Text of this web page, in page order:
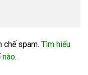
chế spam. Tìm hiểu
nào.